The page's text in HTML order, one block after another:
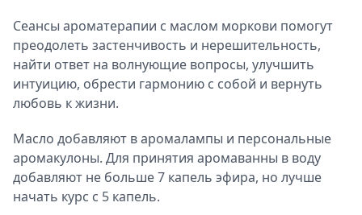
Сеансы ароматерапии с маслом моркови помогут
преодолеть застенчивость и нерешительность,
найти ответ на волнующие вопросы, улучшить
интуицию, обрести гармонию с собой и вернуть
любовь к жизни.
Масло добавляют в аромалампы и персональные
аромакулоны. Для принятия аромаванны в воду
добавляют не больше 7 капель эфира, но лучше
начать курс с 5 капель.